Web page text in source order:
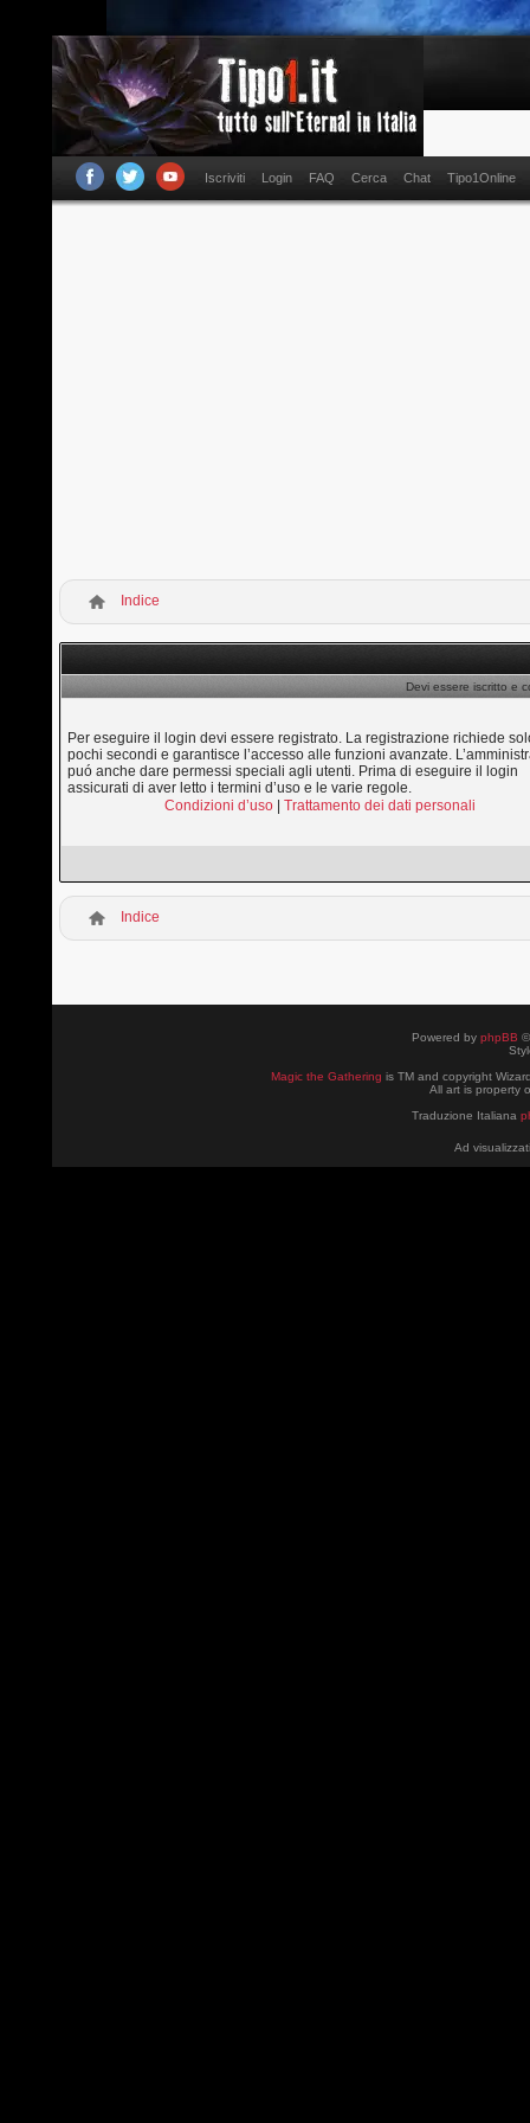
Iscriviti Login FAQ Cerca Chat Tipo1Online
Indice
Devi essere iscritto e
Per eseguire il login devi essere registrato. La registrazione richiede
pochi secondi e garantisce l’accesso alle funzioni avanzate.
puó anche dare permessi speciali agli utenti. Prima di eseguire il login
assicurati di aver letto i termini d’uso e le varie regole.
Condizioni d’uso |Trattamento dei dati personali
Indice
Powered by phpBB
Magic the Gathering is TM and copyright
All art is property
Traduzione Italiana
Ad